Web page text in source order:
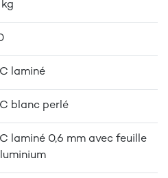
laminé
blanc perlé
laminé 0,6 mm avec feuille